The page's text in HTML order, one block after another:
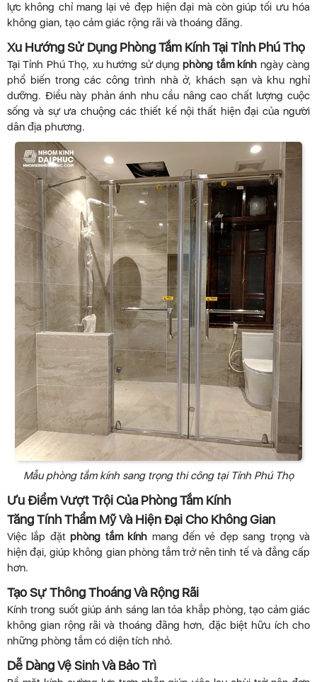
lực không chỉ mang lại vẻ đẹp hiện đại mà còn giúp tối ưu hóa
không gian, tạo cảm giác rộng rãi và thoáng đãng.
Xu Hướng Sử Dụng Phòng Tắm Kính Tại Tỉnh Phú Thọ
Tại Tỉnh Phú Thọ, xu hướng sử dụngphòng tắm kính ngày càng
phổ biến trong các công trình nhà ở, khách sạn và khu nghỉ
dưỡng. Điều này phản ánh nhu cầu nâng cao chất lượng cuộc
sống và sự ưa chuộng các thiết kế nội thất hiện đại của người
dân địa phương.
Mẫu phòng tắm kính sang trọng thi công tại Tỉnh Phú Thọ
Ưu Điểm Vượt Trội Của Phòng Tắm Kính
Tăng Tính Thẩm Mỹ Và Hiện Đại Cho Không Gian
Việc lắp đặtphòng tắm kính mang đến vẻ đẹp sang trọng và
hiện đại, giúp không gian phòng tắm trở nên tinh tế và đẳng cấp
hơn.
Tạo Sự Thông Thoáng Và Rộng Rãi
Kính trong suốt giúp ánh sáng lan tỏa khắp phòng, tạo cảm giác
không gian rộng rãi và thoáng đãng hơn, đặc biệt hữu ích cho
những phòng tắm có diện tích nhỏ.
Dễ Dàng Vệ Sinh Và Bảo Trì